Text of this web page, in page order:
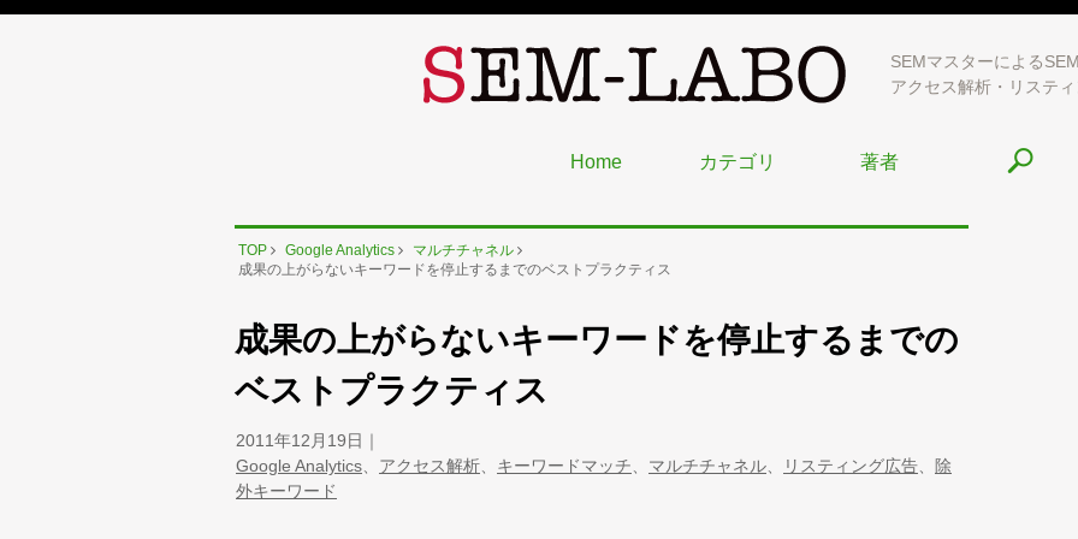
SEMマスターによる
アクセス解析・リステ
Home カテゴリ 著者
TOP Google Analytics
マルチチャネル
成果の上がらないキーワードを停止するまでのベストプラクティス
成果の上がらないキーワードを停止するまでの
ベストプラクティス
2011年12月19日
Google Analytics
アクセス解析 キーワードマッチ マルチチャネル リスティング広告
除
外キーワード